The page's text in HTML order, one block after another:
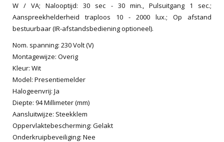
W / VA; Nalooptijd: 30 sec - 30 min., Pulsuitgang 1 sec.;
Aanspreekhelderheid traploos 10 - 2000 lux.; Op afstand
bestuurbaar (IR-afstandsbediening optioneel).
Nom. spanning: 230 Volt (V)
Montagewijze: Overig
Kleur: Wit
Model: Presentiemelder
Halogeenvrij: Ja
Diepte: 94 Millimeter (mm)
Aansluitwijze: Steekklem
Oppervlaktebescherming: Gelakt
Onderkruipbeveiliging: Nee